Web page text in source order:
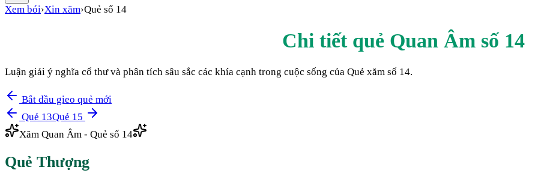
Xem bói›Xin xăm›Quẻ số 14
Chi tiết quẻ Quan Âm số 14
Luận giải ý nghĩa cổ thư và phân tích sâu sắc các khía cạnh trong cuộc sống của Quẻ xăm số 14.
Bắt đầu gieo quẻ mới
Quẻ 13Quẻ 15
Xăm Quan Âm - Quẻ số 14
Quẻ Thượng